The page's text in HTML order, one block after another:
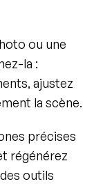
ou une
la :
ajustez
la scène.
précises
régénérez
outils